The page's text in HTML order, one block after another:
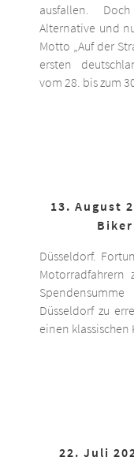
ausfallen.
Alternative und
Motto „Auf der
ersten
vom 28. bis zum
13. August
Düsseldorf.
Düsseldorf zu
einen klassischen
22. Juli